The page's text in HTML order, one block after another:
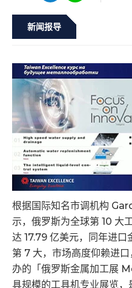
新闻报导
根据国际知名市调机构
示，俄罗斯为全球第 10 大
达 17.79 亿美元，同年进口
第 7 大，市场高度仰赖进
办的「俄罗斯金属加工展
具规模的工具机专业展览